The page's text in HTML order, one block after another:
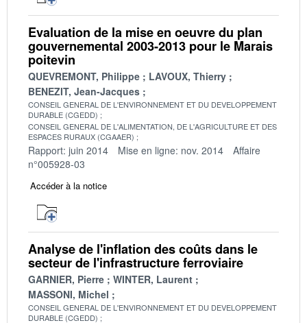
Evaluation de la mise en oeuvre du plan
gouvernemental 2003-2013 pour le Marais
poitevin
QUEVREMONT, Philippe
LAVOUX, Thierry
BENEZIT, Jean-Jacques
CONSEIL GENERAL DE L'ENVIRONNEMENT ET DU DEVELOPPEMENT
DURABLE (CGEDD)
CONSEIL GENERAL DE L'ALIMENTATION, DE L'AGRICULTURE ET DES
ESPACES RURAUX (CGAAER)
Rapport: juin 2014 Mise en ligne: nov. 2014
Affaire
n°005928-03
Accéder à la notice
Analyse de l'inflation des coûts dans le
secteur de l'infrastructure ferroviaire
GARNIER, Pierre
WINTER, Laurent
MASSONI, Michel
CONSEIL GENERAL DE L'ENVIRONNEMENT ET DU DEVELOPPEMENT
DURABLE (CGEDD)